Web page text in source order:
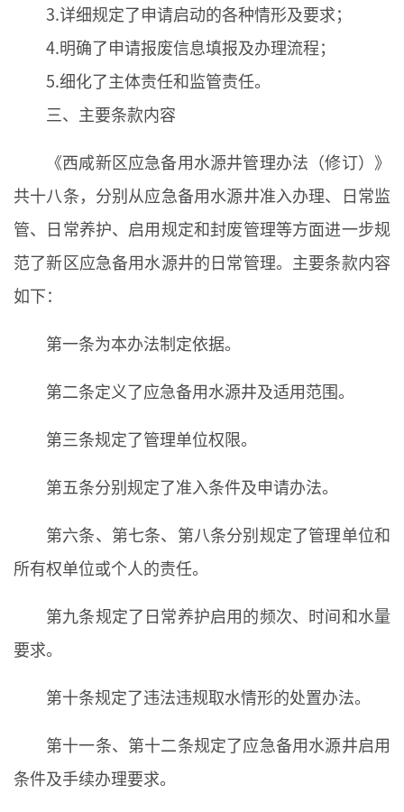
3.详细规定了申请启动的各种情形及要求；
4.明确了申请报废信息填报及办理流程；
5.细化了主体责任和监管责任。
三、主要条款内容
《西咸新区应急备用水源井管理办法（修订）》
共十八条，分别从应急备用水源井准入办理、日常监
管、日常养护、启用规定和封废管理等方面进一步规
范了新区应急备用水源井的日常管理。主要条款内容
如下：
第一条为本办法制定依据。
第二条定义了应急备用水源井及适用范围。
第三条规定了管理单位权限。
第五条分别规定了准入条件及申请办法。
第六条、第七条、第八条分别规定了管理单位和
所有权单位或个人的责任。
第九条规定了日常养护启用的频次、时间和水量
要求。
第十条规定了违法违规取水情形的处置办法。
第十一条、第十二条规定了应急备用水源井启用
条件及手续办理要求。